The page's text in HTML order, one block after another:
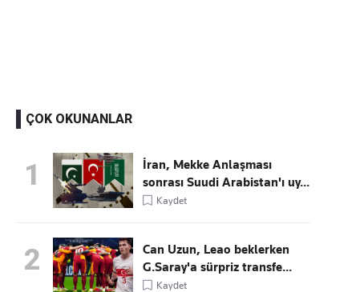
ÇOK OKUNANLAR
1
İran, Mekke Anlaşması
sonrası Suudi Arabistan'ı uy...
Kaydet
2
Can Uzun, Leao beklerken
G.Saray'a sürpriz transfe...
Kaydet